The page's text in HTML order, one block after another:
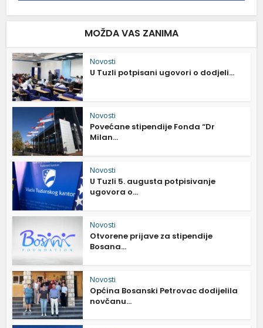
MOŽDA VAS ZANIMA
Novosti
U Tuzli potpisani ugovori o dodjeli...
Novosti
Povećane stipendije Fonda “Dr
Milan...
Novosti
U Tuzli 5. augusta potpisivanje
ugovora o...
Novosti
Otvorene prijave za stipendije
Bosana...
Novosti
Općina Bosanski Petrovac dodijelila
novčanu...